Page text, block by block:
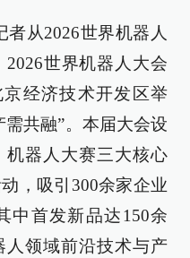
者从2026世界机器人
世界机器人大会
经济技术开发区举
共融”。本届大会设
机器人大赛三大核心
，吸引300余家企业
中首发新品达150余
人领域前沿技术与产